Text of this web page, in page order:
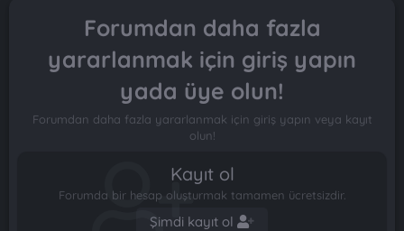
Forumdan daha fazla
yararlanmak için giriş yapın
yada üye olun!
Forumdan daha fazla yararlanmak için giriş yapın veya kayıt
olun!
Kayıt ol
Forumda bir hesap oluşturmak tamamen ücretsizdir.
Şimdi kayıt ol